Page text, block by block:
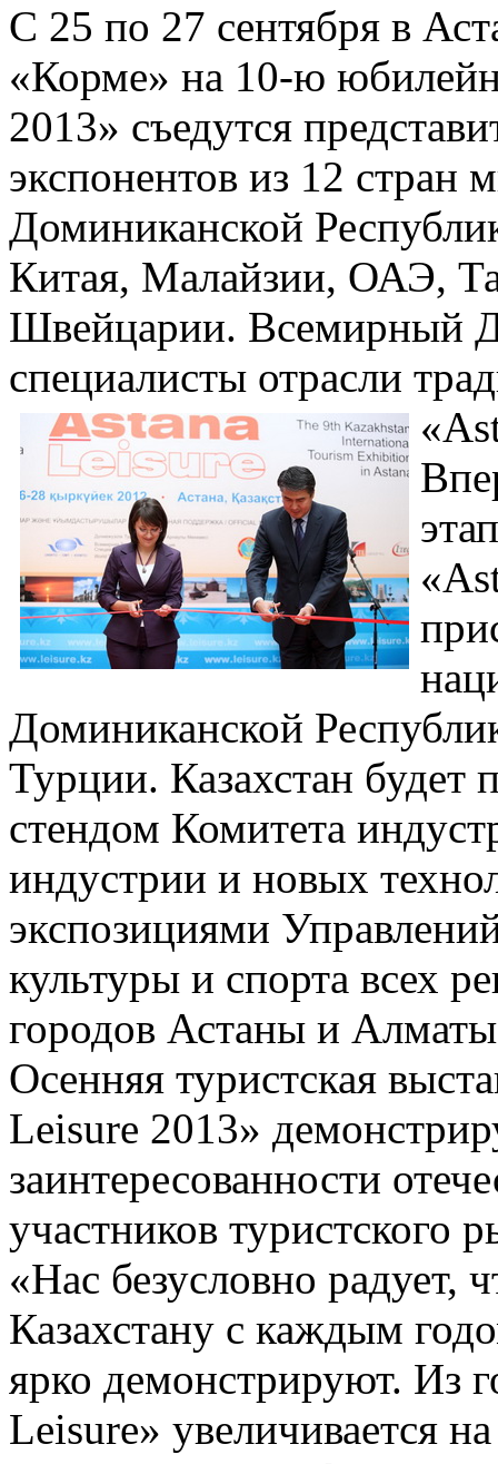
С 25 по 27 сентября в
«Корме» на 10-ю
2013» съедутся
экспонентов из 12 стран
Доминиканской
Китая, Малайзии, ОАЭ,
Швейцарии. Всемирный
специалисты отрасли
Доминиканской
Турции. Казахстан будет
стендом Комитета
индустрии и новых
экспозициями
культуры и спорта всех
городов Астаны и
Осенняя туристская
Leisure 2013»
заинтересованности
участников туристского
«Нас безусловно радует,
Казахстану с каждым
ярко демонстрируют. Из
Leisure» увеличивается